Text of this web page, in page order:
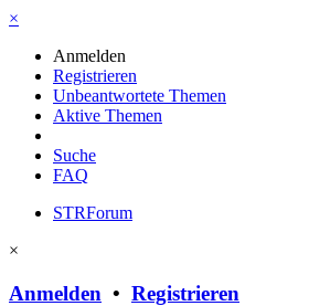
×
Anmelden
Registrieren
Unbeantwortete Themen
Aktive Themen
Suche
FAQ
STRForum
×
Anmelden • Registrieren